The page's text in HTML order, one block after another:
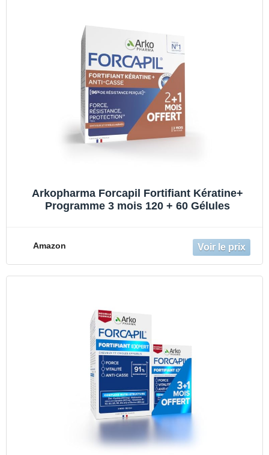
Arkopharma Forcapil Fortifiant Kératine+
Programme 3 mois 120 + 60 Gélules
Amazon